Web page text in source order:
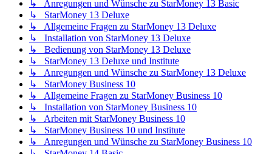
↳ Anregungen und Wünsche zu StarMoney 13 Basic
↳ StarMoney 13 Deluxe
↳ Allgemeine Fragen zu StarMoney 13 Deluxe
↳ Installation von StarMoney 13 Deluxe
↳ Bedienung von StarMoney 13 Deluxe
↳ StarMoney 13 Deluxe und Institute
↳ Anregungen und Wünsche zu StarMoney 13 Deluxe
↳ StarMoney Business 10
↳ Allgemeine Fragen zu StarMoney Business 10
↳ Installation von StarMoney Business 10
↳ Arbeiten mit StarMoney Business 10
↳ StarMoney Business 10 und Institute
↳ Anregungen und Wünsche zu StarMoney Business 10